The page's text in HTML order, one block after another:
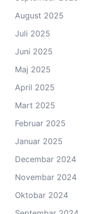
August 2025
Juli 2025
Juni 2025
Maj 2025
April 2025
Mart 2025
Februar 2025
Januar 2025
Decembar 2024
Novembar 2024
Oktobar 2024